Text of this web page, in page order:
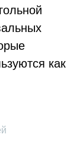
как